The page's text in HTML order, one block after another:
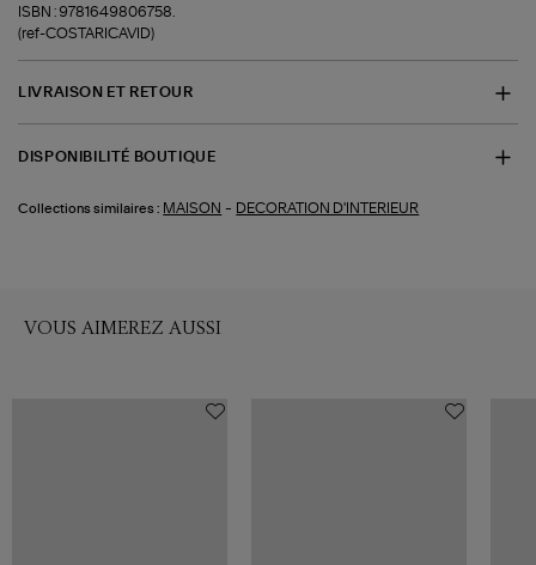
ISBN : 9781649806758.
(ref-COSTARICAVID)
LIVRAISON ET RETOUR
DISPONIBILITÉ BOUTIQUE
Collections similaires : MAISON - DECORATION D'INTERIEUR
VOUS AIMEREZ AUSSI